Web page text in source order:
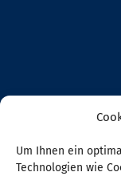
Um Ihnen ein
Technologien wie